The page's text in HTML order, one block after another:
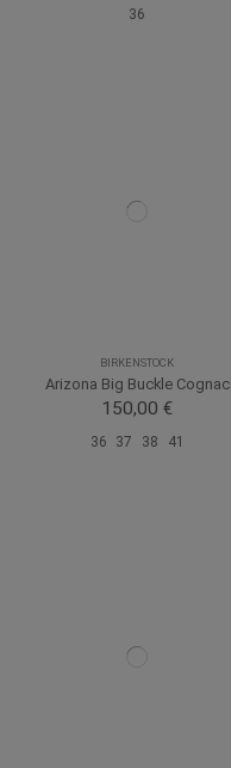
36
BIRKENSTOCK
Arizona Big Buckle Cognac
150,00 €
36 37 38 41